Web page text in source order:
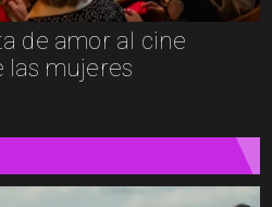
de amor al cine
las mujeres